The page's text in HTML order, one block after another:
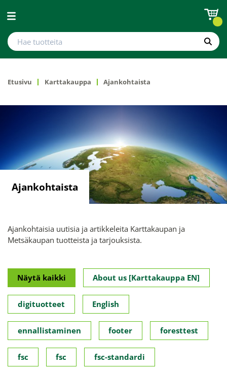
Avaa valikko
Hae tuotteita
Hae
Etusivu Karttakauppa Ajankohtaista
Ajankohtaista
Ajankohtaisia uutisia ja artikkeleita Karttakaupan ja
Metsäkaupan tuotteista ja tarjouksista.
Näytä kaikki About us [Karttakauppa EN]
digituotteet English
ennallistaminen footer foresttest
fsc fsc fsc-standardi